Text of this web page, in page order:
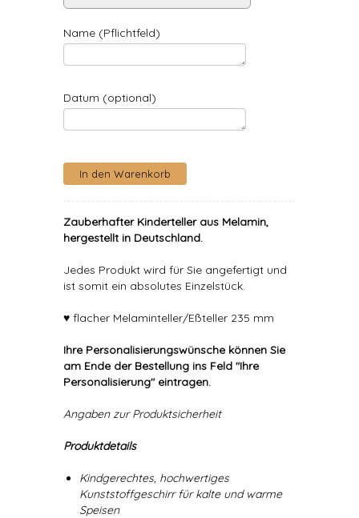
Name (Pflichtfeld)
Datum (optional)
Zauberhafter Kinderteller aus Melamin,
hergestellt in Deutschland.
Jedes Produkt wird für Sie angefertigt und
ist somit ein absolutes Einzelstück.
♥ flacher Melaminteller/Eßteller 235 mm
Ihre Personalisierungswünsche können Sie
am Ende der Bestellung ins Feld "Ihre
Personalisierung" eintragen.
Angaben zur Produktsicherheit
Produktdetails
Kindgerechtes, hochwertiges
Kunststoffgeschirr für kalte und warme
Speisen